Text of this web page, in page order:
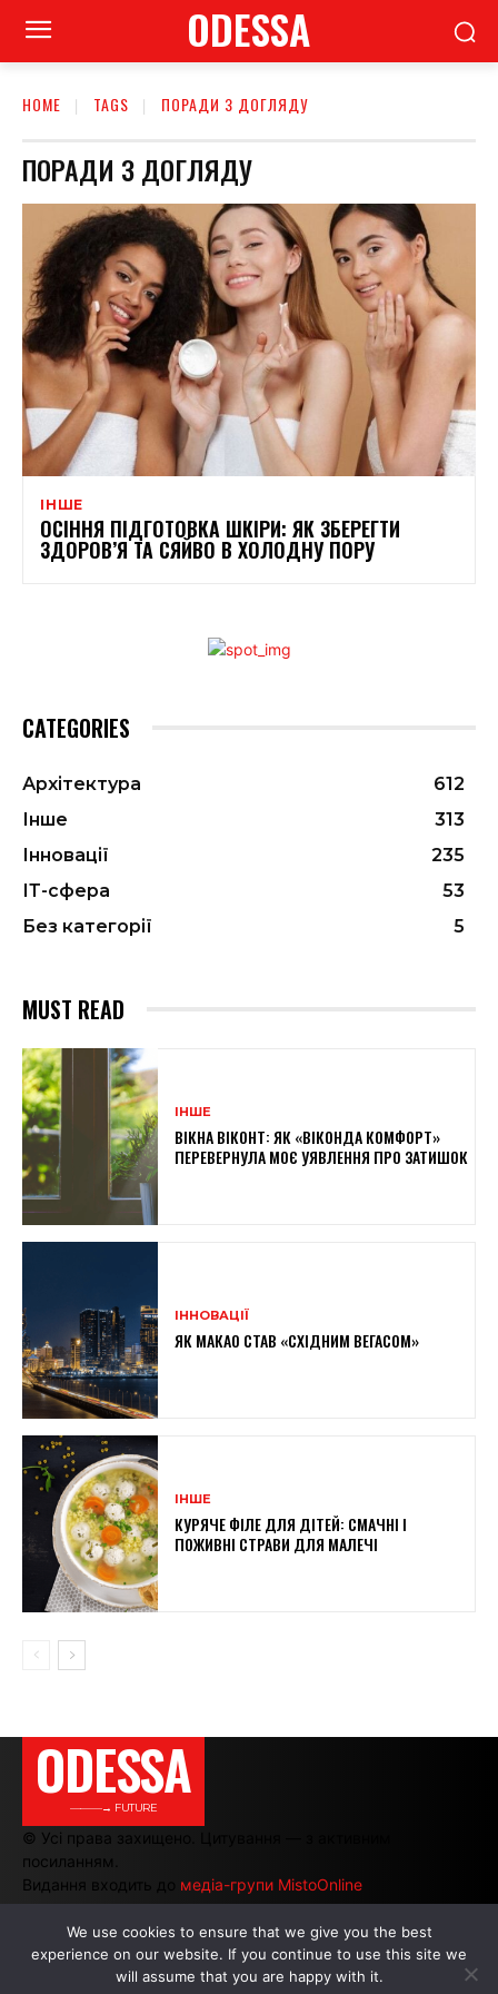
ODESSA
HOME TAGS ПОРАДИ З ДОГЛЯДУ
ПОРАДИ З ДОГЛЯДУ
ІНШЕ
ОСІННЯ ПІДГОТОВКА ШКІРИ: ЯК ЗБЕРЕГТИ
ЗДОРОВ’Я ТА СЯЙВО В ХОЛОДНУ ПОРУ
CATEGORIES
Архітектура
612
Інше
313
Інновації
235
ІТ-сфера
53
Без категорії
5
MUST READ
ІНШЕ
ВІКНА ВІКОНТ: ЯК «ВІКОНДА КОМФОРТ»
ПЕРЕВЕРНУЛА МОЄ УЯВЛЕННЯ ПРО ЗАТИШОК
ІННОВАЦІЇ
ЯК МАКАО СТАВ «СХІДНИМ ВЕГАСОМ»
ІНШЕ
КУРЯЧЕ ФІЛЕ ДЛЯ ДІТЕЙ: СМАЧНІ І
ПОЖИВНІ СТРАВИ ДЛЯ МАЛЕЧІ
ODESSA
———→ FUTURE
© Усі права захищено. Цитування — з активним
посиланням.
Видання входить до медіа-групи MistoOnline
АВТОРИ | РЕКЛАМА НА САЙТІ
We use cookies to ensure that we give you the best
experience on our website. If you continue to use this site we
will assume that you are happy with it.